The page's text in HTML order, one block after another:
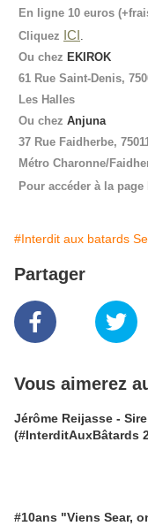
En ligne 10 euros
Cliquez ICI.
Ou chez EKIROK
61 Rue Saint-Denis,
Les Halles
Ou chez Anjuna
37 Rue Faidherbe,
Métro Charonne/
Pour accéder à la
#Interdit aux batards
Partager
Vous aimerez
Jérôme Reijasse -
(#InterditAuxBâtards
#10ans "Viens Sear,